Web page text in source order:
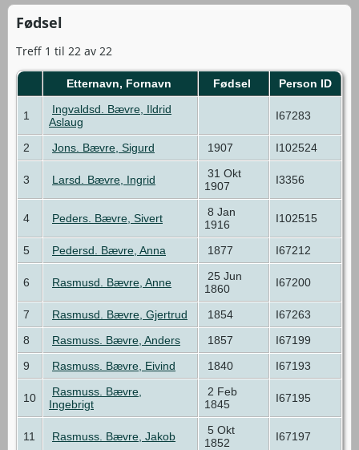
Fødsel
Treff 1 til 22 av 22
Etternavn, Fornavn Fødsel Person ID
1
Ingvaldsd. Bævre, Ildrid
Aslaug
I67283
2 Jons. Bævre, Sigurd 1907 I102524
3 Larsd. Bævre, Ingrid
31 Okt
1907
I3356
4 Peders. Bævre, Sivert
8 Jan
1916
I102515
5 Pedersd. Bævre, Anna 1877 I67212
6 Rasmusd. Bævre, Anne
25 Jun
1860
I67200
7 Rasmusd. Bævre, Gjertrud 1854
I67263
8
Rasmuss. Bævre, Anders 1857
I67199
9
Rasmuss. Bævre, Eivind 1840 I67193
10
Rasmuss. Bævre,
Ingebrigt
2 Feb
1845
I67195
11 Rasmuss. Bævre, Jakob
5 Okt
1852
I67197